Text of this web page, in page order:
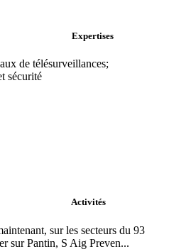
Expertises
de télésurveillances;
sécurité
Activités
sur les secteurs du 93
sur Pantin, S Aig Preven...